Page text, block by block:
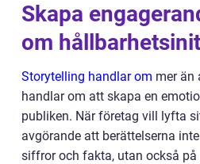
Skapa
om
Storytelling handlar om mer än
handlar om att skapa en
publiken. När företag vill lyfta
avgörande att berättelserna
siffror och fakta, utan också